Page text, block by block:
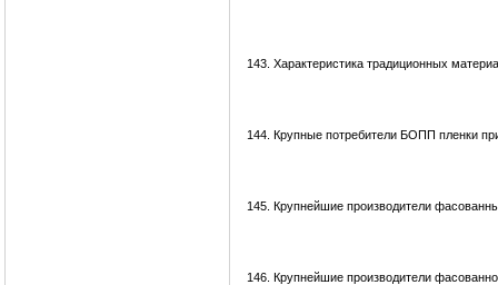
143. Характеристика традиционных
144. Крупные потребители БОПП пленки
145. Крупнейшие производители
146. Крупнейшие производители